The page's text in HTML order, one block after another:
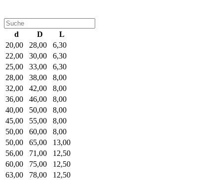
d D
L
20,00
28,00
6,30
22,00
30,00
6,30
25,00
33,00
6,30
28,00
38,00
8,00
32,00
42,00
8,00
36,00
46,00
8,00
40,00
50,00
8,00
45,00
55,00
8,00
50,00
60,00
8,00
50,00
65,00
13,00
56,00
71,00
12,50
60,00
75,00
12,50
63,00
78,00
12,50